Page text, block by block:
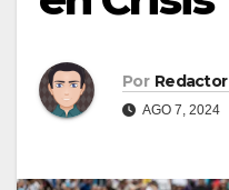
Por Redactor
AGO 7, 2024